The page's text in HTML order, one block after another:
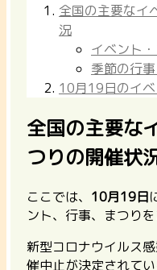
全国の主要なイ
況
イベント
季節の行
10月19日のイ
全国の主要な
つりの開催状
ここでは、 10月19日
ント、行事、まつりを
新型コロナウイルス
催中止が決定されて